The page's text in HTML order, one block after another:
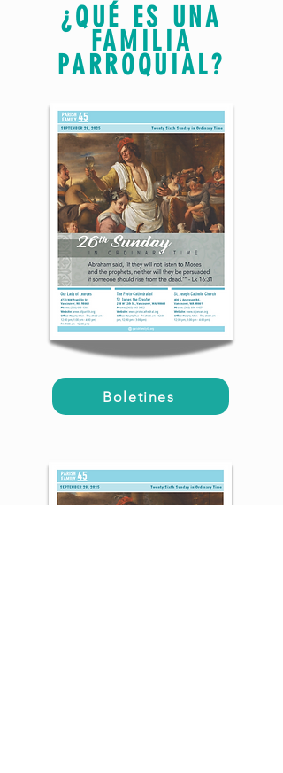
¿QUÉ ES UNA
FAMILIA
PARROQUIAL?
Boletines